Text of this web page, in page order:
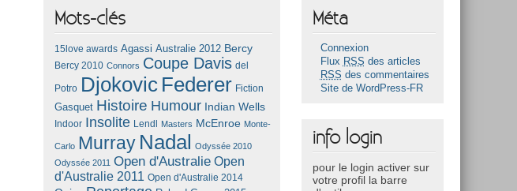
Mots-clés
15love awards Agassi Australie 2012 Bercy
Bercy 2010 Connors Coupe Davis del
Potro Djokovic Federer Fiction
Gasquet Histoire Humour Indian Wells
Indoor Insolite Lendl Masters McEnroe Monte-
Carlo Murray Nadal
Odyssée 2010
Odyssée 2011 Open d'Australie Open
d'Australie 2011 Open d'Australie 2014
Méta
Connexion
Flux RSS des articles
RSS des commentaires
Site de WordPress-FR
info login
pour le login activer sur
votre profil la barre